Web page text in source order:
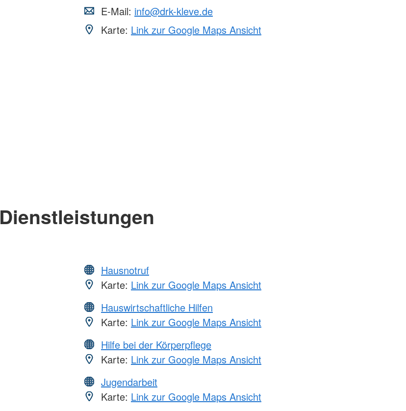
E-Mail: info@drk-kleve.de
Karte: Link zur Google Maps Ansicht
Dienstleistungen
Hausnotruf
Karte: Link zur Google Maps Ansicht
Hauswirtschaftliche Hilfen
Karte: Link zur Google Maps Ansicht
Hilfe bei der Körperpflege
Karte: Link zur Google Maps Ansicht
Jugendarbeit
Karte: Link zur Google Maps Ansicht